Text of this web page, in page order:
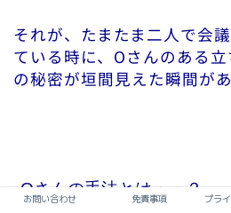
それが、たまたま二人で会
ている時に、Oさんのある
の秘密が垣間見えた瞬間が
Oさんの手法とは・・？
お問い合わせ 免責事項 プラ